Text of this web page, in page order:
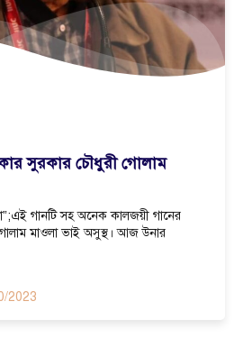
সুরকার চৌধুরী গোলাম
গানটি সহ অনেক কালজয়ী গানের
মাওলা ভাই অসুস্থ। আজ উনার
2023